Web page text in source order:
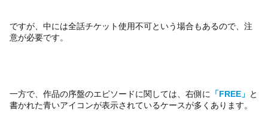
ですが、中には全話チケット使用不可という場合もあるので、注
意が必要です。
一方で、作品の序盤のエピソードに関しては、右側に 「FREE」 と
書かれた青いアイコンが表示されているケースが多くあります。